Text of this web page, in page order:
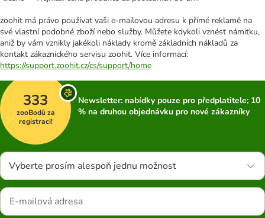
zoohit má právo používat vaši e-mailovou adresu k přímé reklamě na
své vlastní podobné zboží nebo služby. Můžete kdykoli vznést námitku,
aniž by vám vznikly jakékoli náklady kromě základních nákladů za
kontakt zákaznického servisu zoohit. Více informací:
https://support.zoohit.cz/cs/support/home
333
zooBodů za
registraci!
Newsletter: nabídky pouze pro předplatitele; 10
% na druhou objednávku pro nové zákazníky
Vyberte prosím alespoň jednu možnost